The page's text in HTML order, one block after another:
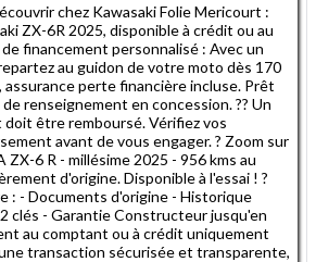
chez Kawasaki Folie Mericourt :
ZX-6R 2025, disponible à crédit ou au
financement personnalisé : Avec un
au guidon de votre moto dès 170
assurance perte financière incluse. Prêt
renseignement en concession. ?? Un
être remboursé. Vérifiez vos
avant de vous engager. ? Zoom sur
6 R - millésime 2025 - 956 kms au
d'origine. Disponible à l'essai ! ?
: - Documents d'origine - Historique
clés - Garantie Constructeur jusqu'en
au comptant ou à crédit uniquement
transaction sécurisée et transparente,